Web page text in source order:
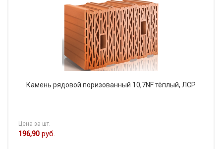
Камень рядовой поризованный 10,7NF тёплый, ЛСР
Цена за шт.
196,90 руб.